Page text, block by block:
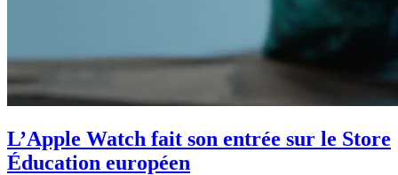
L’Apple Watch fait son entrée sur le Store
Éducation européen